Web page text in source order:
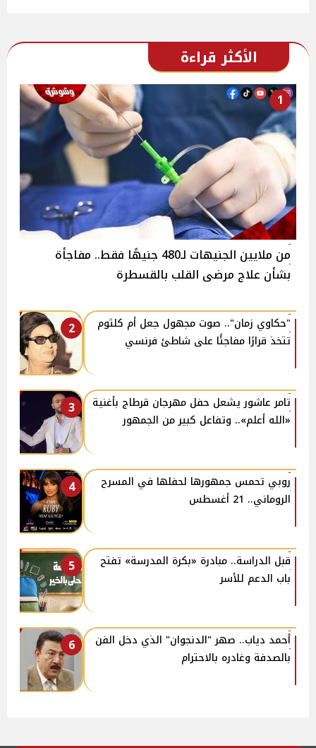
الأكثر قراءة
1
من ملايين الجنيهات لـ480 جنيهًا فقط.. مفاجأة
بشأن علاج مرضى القلب بالقسطرة
2
"حكاوي زمان".. صوت مجهول جعل أم كلثوم
تتخذ قرارًا مفاجئًا على شاطئ فرنسي
3
تامر عاشور يشعل حفل مهرجان قرطاج بأغنية
«الله أعلم».. وتفاعل كبير من الجمهور
4
روبي تحمس جمهورها لحفلها في المسرح
الروماني.. 21 أغسطس
5
قبل الدراسة.. مبادرة «بكرة المدرسة» تفتح
باب الدعم للأسر
6
أحمد دياب.. صهر "الدنجوان" الذي دخل الفن
بالصدفة وغادره بالاحترام